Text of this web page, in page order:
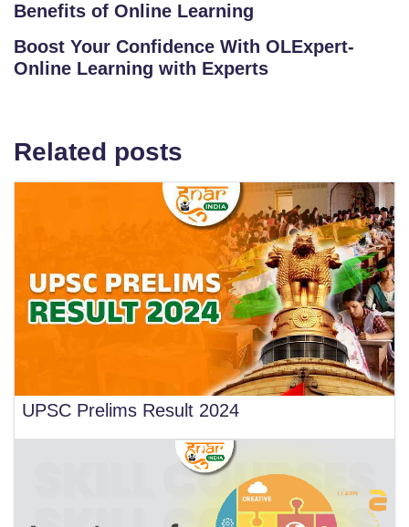
Benefits of Online Learning
Boost Your Confidence With OLExpert-
Online Learning with Experts
Related posts
UPSC Prelims Result 2024